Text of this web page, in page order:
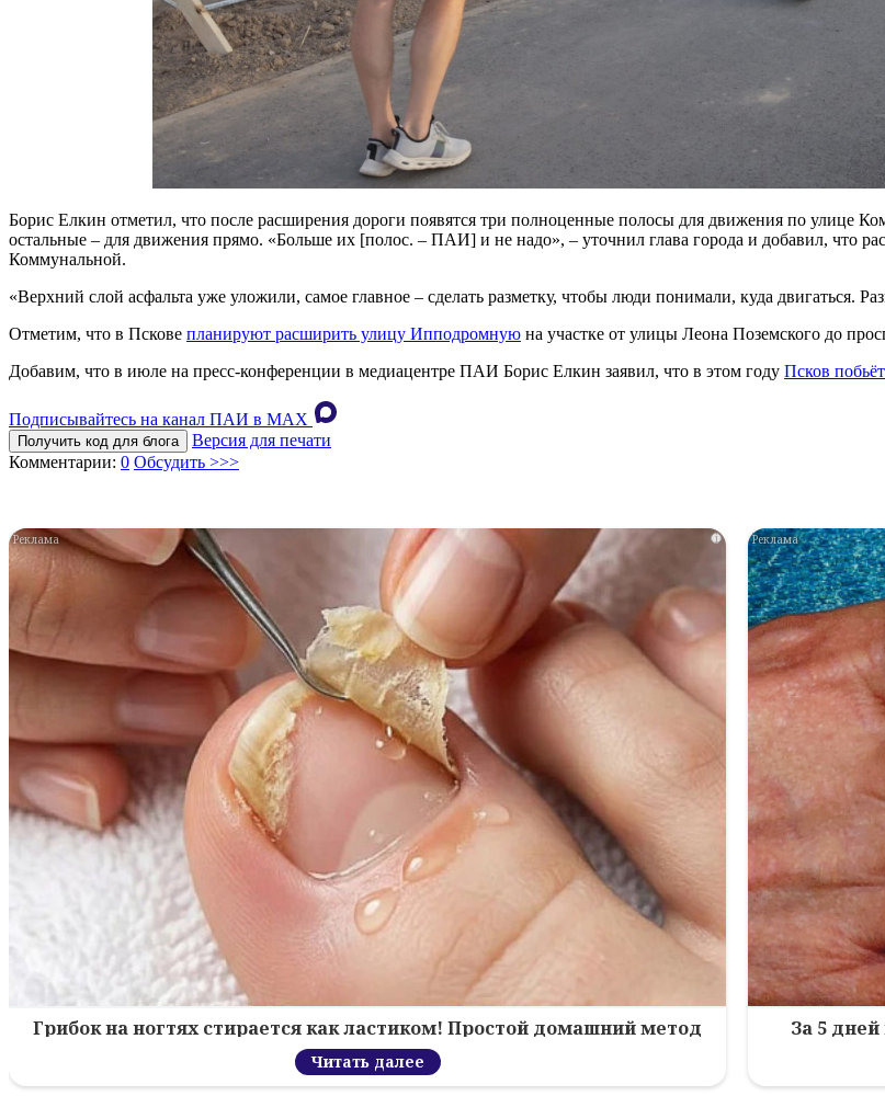
Борис Елкин отметил, что после расширения дороги появятся три полноценные полосы для движения по улице
остальные – для движения прямо. «Больше их [полос. – ПАИ] и не надо», – уточнил глава города и добавил, что
Коммунальной.
«Верхний слой асфальта уже уложили, самое главное – сделать разметку, чтобы люди понимали, куда двигаться.
Отметим, что в Пскове планируют расширить улицу Ипподромную на участке от улицы Леона Поземского до
Добавим, что в июле на пресс-конференции в медиацентре ПАИ Борис Елкин заявил, что в этом году Псков
Подписывайтесь на канал ПАИ в MAХ
Получить код для блога
Версия для печати
Комментарии: 0 Обсудить >>>
i
Грибок на ногтях стирается как ластиком! Простой домашний метод
Читать далее
За 5